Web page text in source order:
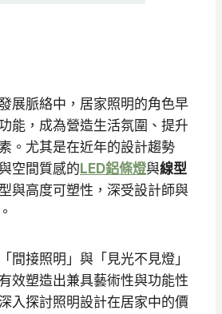
展脈絡中，居家照明的角色早
能，成為營造生活氛圍、提升
。尤其是在近年的設計趨勢
空間質感的LED鋁條燈與線型
與高度可塑性，深受設計師與
間接照明」與「見光不見燈」
效塑造出兼具藝術性與功能性
入探討照明設計在居家中的價